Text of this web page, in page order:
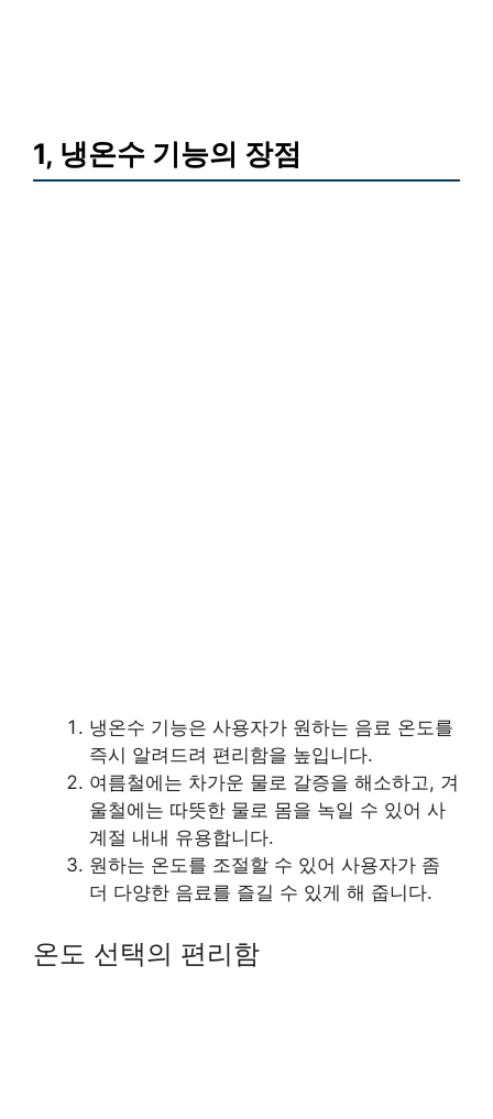
1, 냉온수 기능의 장점
냉온수 기능은 사용자가 원하는 음료 온도를
즉시 알려드려 편리함을 높입니다.
여름철에는 차가운 물로 갈증을 해소하고, 겨
울철에는 따뜻한 물로 몸을 녹일 수 있어 사
계절 내내 유용합니다.
원하는 온도를 조절할 수 있어 사용자가 좀
더 다양한 음료를 즐길 수 있게 해 줍니다.
온도 선택의 편리함